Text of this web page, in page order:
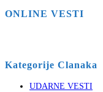
ONLINE VESTI
Kategorije Clanaka
UDARNE VESTI